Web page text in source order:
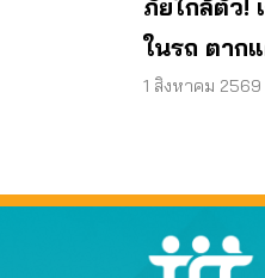
ภัยใกล้ตัว!
ในรถ ตาก
1 สิงหาคม 2569